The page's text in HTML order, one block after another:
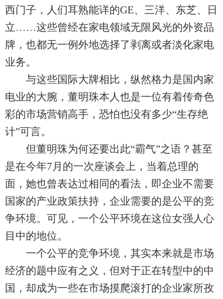
西门子，人们耳熟能详的GE、三洋、东芝、日
立……这些曾经在家电领域无限风光的外资品
牌，也都无一例外地选择了剥离或者淡化家电
业务。
与这些国际大牌相比，纵然格力是国内家
电业的大腕，董明珠本人也是一位有着传奇色
彩的市场营销高手，恐怕也没有多少“生存绝
计”可言。
但董明珠为何还要出此“霸气”之语？甚至
是在今年7月的一次座谈会上，当着总理的
面，她也曾表达过相同的看法，即企业不需要
国家的产业政策扶持，企业需要的是公平的竞
争环境。可见，一个公平环境在这位女强人心
目中的地位。
一个公平的竞争环境，其实本来就是市场
经济的题中应有之义，但对于正在转型中的中
国，却成为一些在市场摸爬滚打的企业家所孜